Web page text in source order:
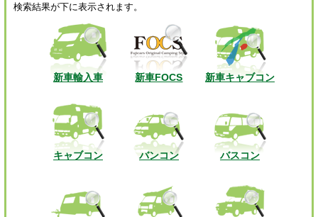
検索結果が下に表示されます。
新車輸入車 新車FOCS 新車キャブコン
キャブコン バンコン バスコン